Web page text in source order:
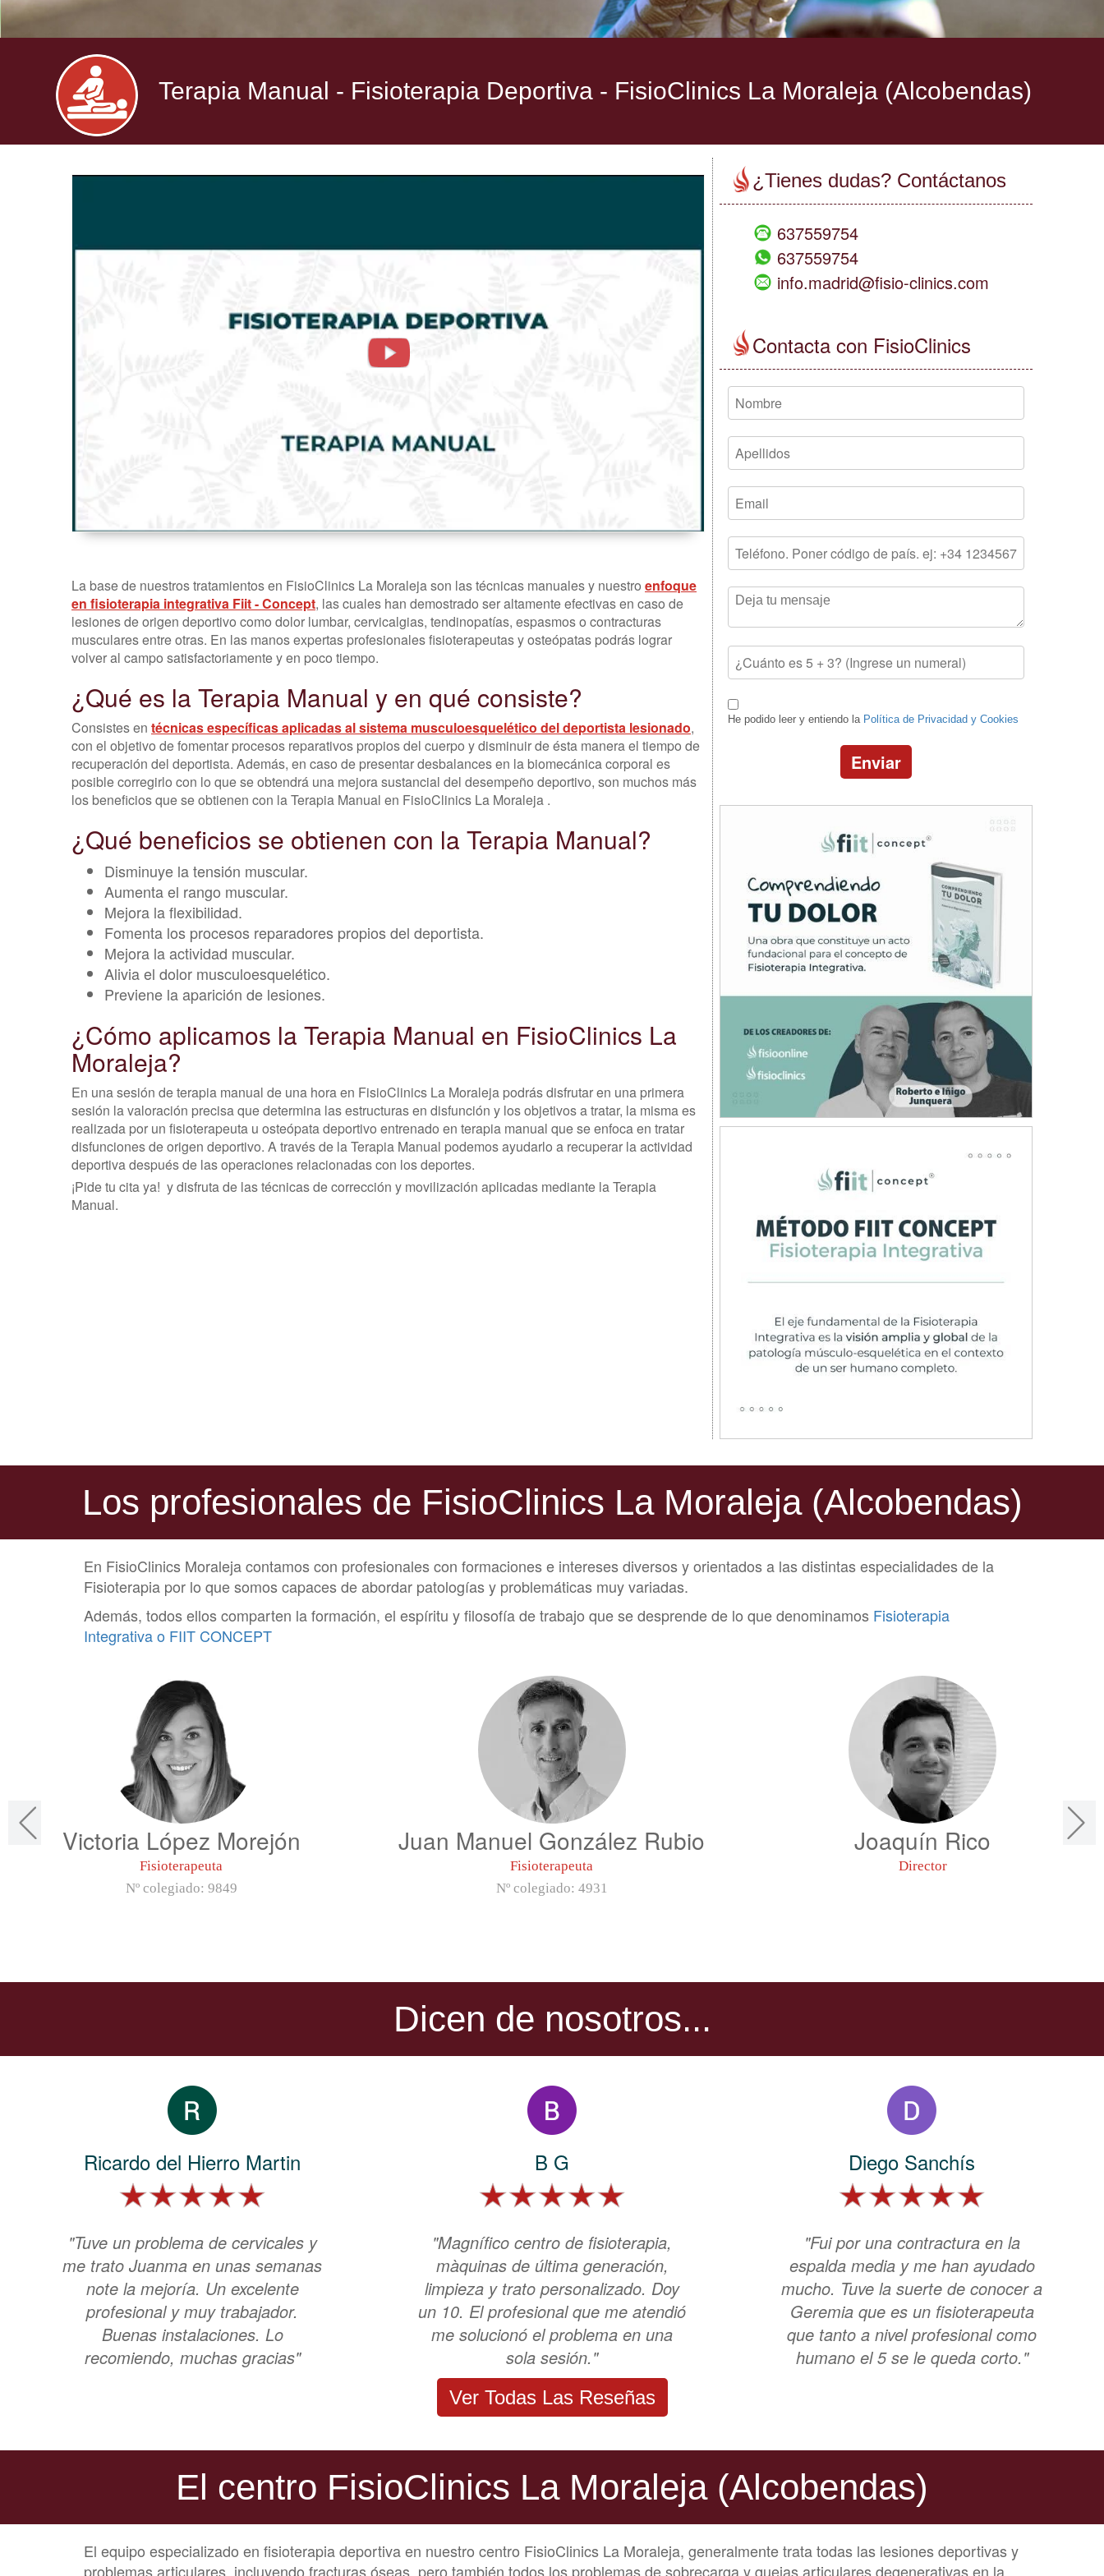
Terapia Manual - Fisioterapia Deportiva - FisioClinics La Moraleja (Alcobendas)
TERAPIA
-
La base de nuestros tratamientos en FisioClinics La Moraleja son las técnicas manuales y nuestro enfoque
en fisioterapia integrativa Fiit - Concept, las cuales han demostrado ser altamente efectivas en caso de
lesiones de origen deportivo como dolor lumbar, cervicalgias, tendinopatías, espasmos o contracturas
musculares entre otras. En las manos expertas profesionales fisioterapeutas y osteópatas podrás lograr
volver al campo satisfactoriamente y en poco tiempo.
¿Qué es la Terapia Manual y en qué consiste?
Consistes en técnicas específicas aplicadas al sistema musculoesquelético del deportista lesionado,
con el objetivo de fomentar procesos reparativos propios del cuerpo y disminuir de ésta manera el tiempo de
recuperación del deportista. Además, en caso de presentar desbalances en la biomecánica corporal es
posible corregirlo con lo que se obtendrá una mejora sustancial del desempeño deportivo, son muchos más
los beneficios que se obtienen con la Terapia Manual en FisioClinics La Moraleja .
¿Qué beneficios se obtienen con la Terapia Manual?
Disminuye la tensión muscular.
Aumenta el rango muscular.
Mejora la flexibilidad.
Fomenta los procesos reparadores propios del deportista.
Mejora la actividad muscular.
Alivia el dolor musculoesquelético.
Previene la aparición de lesiones.
¿Cómo aplicamos la Terapia Manual en FisioClinics La
Moraleja?
En una sesión de terapia manual de una hora en FisioClinics La Moraleja podrás disfrutar en una primera
sesión la valoración precisa que determina las estructuras en disfunción y los objetivos a tratar, la misma es
realizada por un fisioterapeuta u osteópata deportivo entrenado en terapia manual que se enfoca en tratar
disfunciones de origen deportivo. A través de la Terapia Manual podemos ayudarlo a recuperar la actividad
deportiva después de las operaciones relacionadas con los deportes.
¡Pide tu cita ya! y disfruta de las técnicas de corrección y movilización aplicadas mediante la Terapia
Manual.
¿Tienes dudas? Contáctanos
637559754
637559754
info.madrid@fisio-clinics.com
Contacta con FisioClinics
He podido leer y entiendo la Política de Privacidad y Cookies
Enviar
Los profesionales de FisioClinics La Moraleja (Alcobendas)
En FisioClinics Moraleja contamos con profesionales con formaciones e intereses diversos y orientados a las distintas especialidades de la
Fisioterapia por lo que somos capaces de abordar patologías y problemáticas muy variadas.
Además, todos ellos comparten la formación, el espíritu y filosofía de trabajo que se desprende de lo que denominamos Fisioterapia
Integrativa o FIIT CONCEPT
Victoria López Morejón
Fisioterapeuta
Nº colegiado: 9849
Juan Manuel González Rubio
Fisioterapeuta
Nº colegiado: 4931
Joaquín Rico
Director
Dicen de nosotros...
Ricardo del Hierro Martin
"Tuve un problema de cervicales y
me trato Juanma en unas semanas
note la mejoría. Un excelente
profesional y muy trabajador.
Buenas instalaciones. Lo
recomiendo, muchas gracias"
B G
"Magnífico centro de fisioterapia,
màquinas de última generación,
limpieza y trato personalizado. Doy
un 10. El profesional que me atendió
me solucionó el problema en una
sola sesión."
Diego Sanchís
"Fui por una contractura en la
espalda media y me han ayudado
mucho. Tuve la suerte de conocer a
Geremia que es un fisioterapeuta
que tanto a nivel profesional como
humano el 5 se le queda corto."
Ver Todas Las Reseñas
El centro FisioClinics La Moraleja (Alcobendas)
El equipo especializado en fisioterapia deportiva en nuestro centro FisioClinics La Moraleja, generalmente trata todas las lesiones deportivas y
problemas articulares, incluyendo fracturas óseas, pero también todos los problemas de sobrecarga y quejas articulares degenerativas en la